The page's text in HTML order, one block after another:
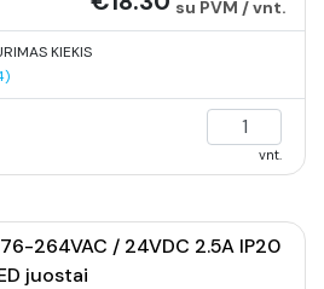
su PVM / vnt.
KIEKIS
vnt.
264VAC / 24VDC 2.5A IP20
juostai